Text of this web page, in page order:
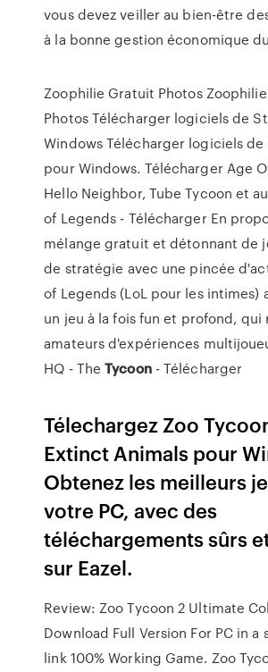
vous devez veiller au bien-être
à la bonne gestion économique
Zoophilie Gratuit Photos
PhotosTélécharger logiciels de
WindowsTélécharger logiciels de
pour Windows. Télécharger Age
Hello Neighbor, Tube Tycoon et
of Legends - TéléchargerEn
mélange gratuit et détonnant de
de stratégie avec une pincée
of Legends (LoL pour les intimes)
un jeu à la fois fun et profond, qui
amateurs d'expériences
HQ - TheTycoon- Télécharger
Télechargez Zoo
Extinct Animals pour
Obtenez les meilleurs
votre PC, avec des
téléchargements sûrs
sur Eazel.
Review: Zoo Tycoon 2 Ultimate
Download Full Version For PC in
link 100% Working Game. Zoo